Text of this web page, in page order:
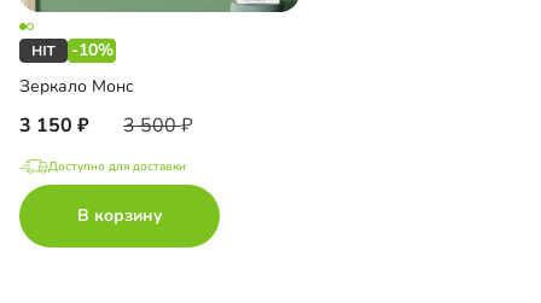
-10%
Зеркало Монс
3 150 3 500
Доступно для доставки
В корзину